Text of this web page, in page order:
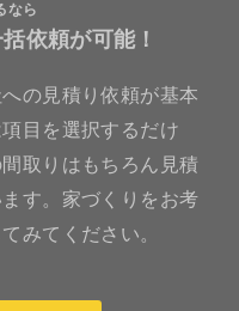
なら
依頼が可能！
の見積り依頼が基本
目を選択するだけ
取りはもちろん見積
す。家づくりをお考
みてください。